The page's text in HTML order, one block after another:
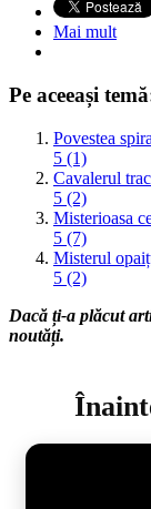
Mai mult
Pe aceeași
Povestea
5 (1)
Cavalerul
5 (2)
Misterioasa
5 (7)
Misterul
5 (2)
Dacă ți-a plăcut
noutăți.